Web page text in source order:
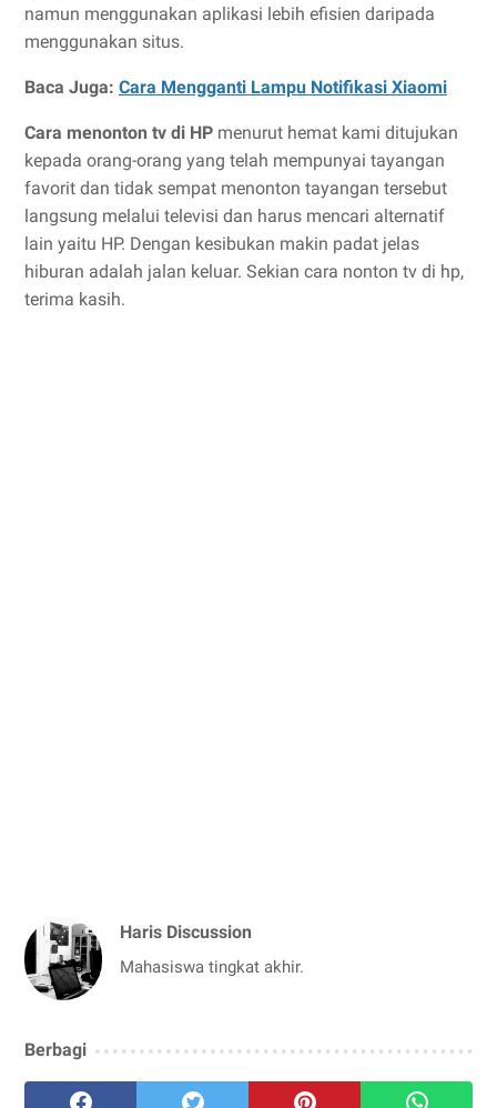
namun menggunakan aplikasi lebih efisien daripada
menggunakan situs.
Baca Juga: Cara Mengganti Lampu Notifikasi Xiaomi
Cara menonton tv di HP menurut hemat kami ditujukan
kepada orang-orang yang telah mempunyai tayangan
favorit dan tidak sempat menonton tayangan tersebut
langsung melalui televisi dan harus mencari alternatif
lain yaitu HP. Dengan kesibukan makin padat jelas
hiburan adalah jalan keluar. Sekian cara nonton tv di hp,
terima kasih.
Haris Discussion
Mahasiswa tingkat akhir.
Berbagi